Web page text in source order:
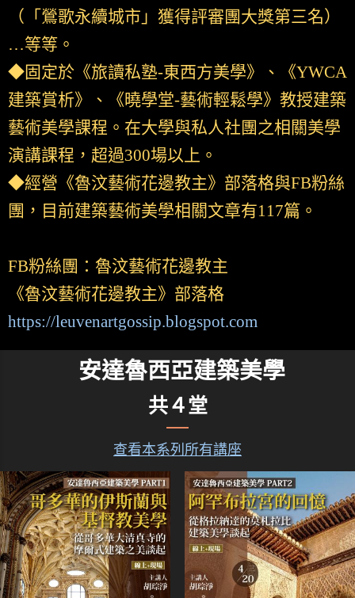
（「鶯歌永續城市」獲得評審團大獎第三名）
…等等。
◆固定於《旅讀私塾-東西方美學》、《YWCA
建築賞析》、《曉學堂-藝術輕鬆學》教授建築
藝術美學課程。在大學與私人社團之相關美學
演講課程，超過300場以上。
◆經營《魯汶藝術花邊教主》部落格與FB粉絲
團，目前建築藝術美學相關文章有117篇。
FB粉絲團：魯汶藝術花邊教主
《魯汶藝術花邊教主》部落格
https://leuvenartgossip.blogspot.com
安達魯西亞建築美學
共４堂
查看本系列所有講座